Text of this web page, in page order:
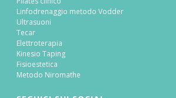
Linfodrenaggio metodo Vodder
Ultrasuoni
Tecar
Elettroterapia
Kinesio Taping
Fisioestetica
Metodo Niromathe